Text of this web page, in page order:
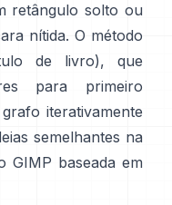
retângulo solto ou
nítida. O método
de livro), que
para primeiro
iterativamente
semelhantes na
GIMP baseada em